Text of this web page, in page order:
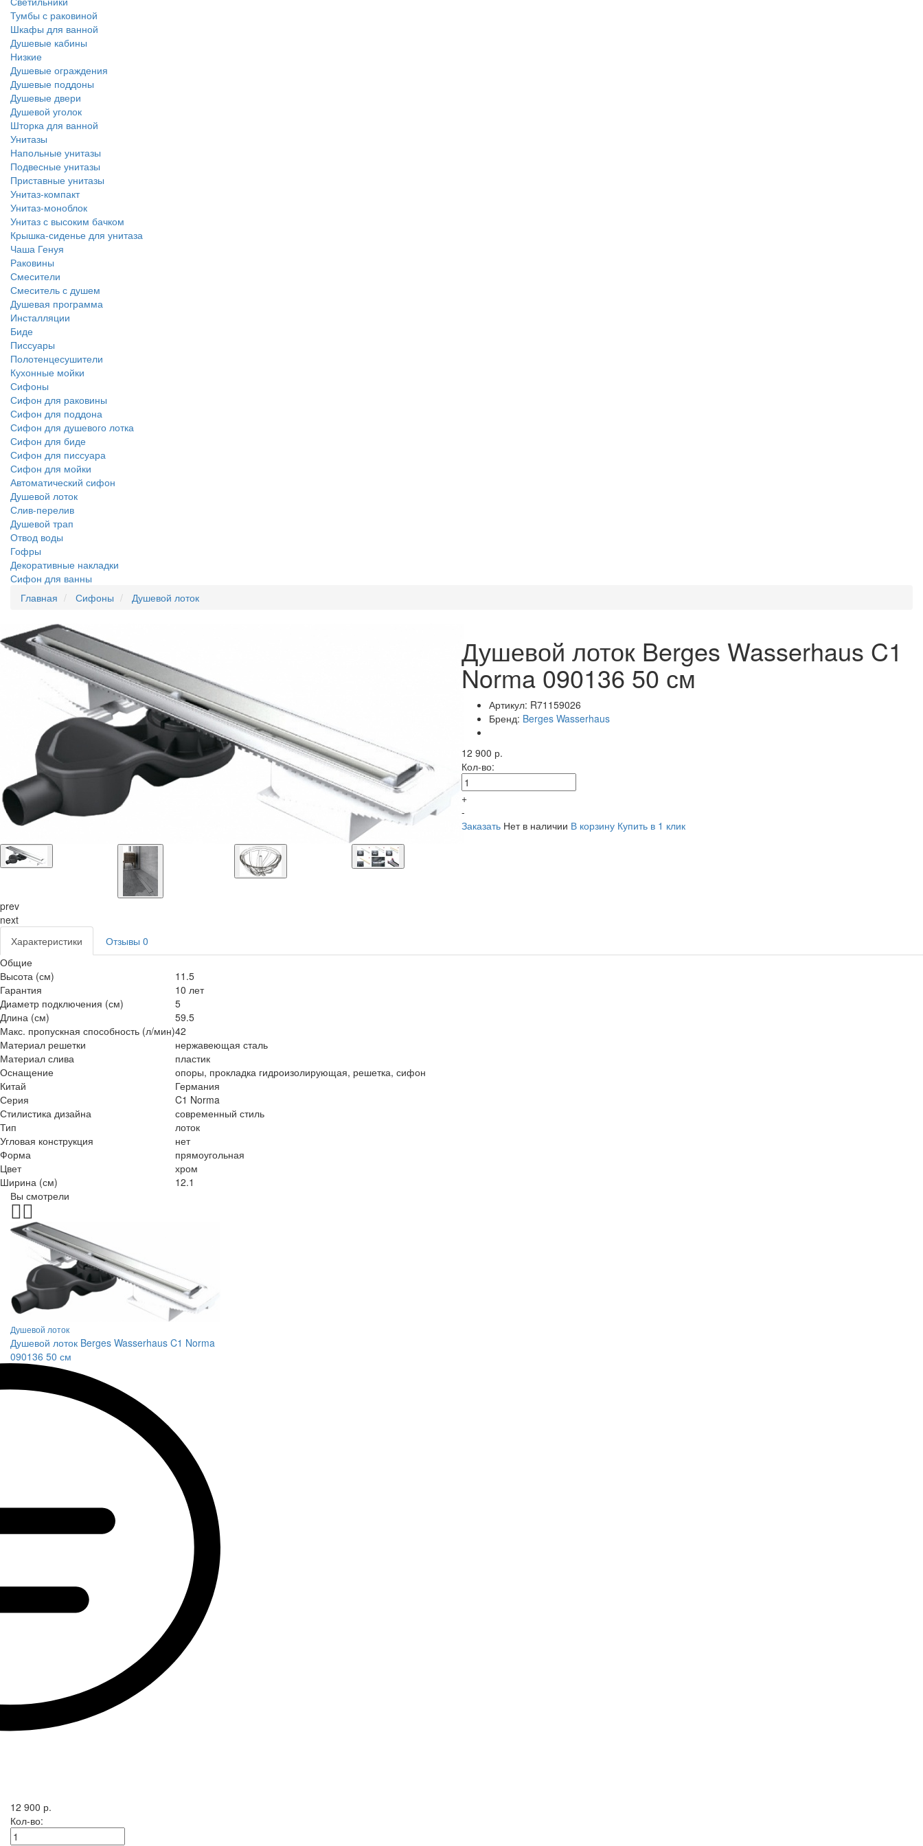
Тумбы с раковиной
Шкафы для ванной
Душевые кабины
Низкие
Душевые ограждения
Душевые поддоны
Душевые двери
Душевой уголок
Шторка для ванной
Унитазы
Напольные унитазы
Подвесные унитазы
Приставные унитазы
Унитаз-компакт
Унитаз-моноблок
Унитаз с высоким бачком
Крышка-сиденье для унитаза
Чаша Генуя
Раковины
Смесители
Смеситель с душем
Душевая программа
Инсталляции
Биде
Писсуары
Полотенцесушители
Кухонные мойки
Сифоны
Сифон для раковины
Сифон для поддона
Сифон для душевого лотка
Сифон для биде
Сифон для писсуара
Сифон для мойки
Автоматический сифон
Душевой лоток
Слив-перелив
Душевой трап
Отвод воды
Гофры
Декоративные накладки
Сифон для ванны
Главная
Сифоны Душевой лоток
prev
next
Душевой лоток Berges Wasserhaus C1
Norma 090136 50 см
Артикул: R71159026
Бренд: Berges Wasserhaus
12 900 р.
Кол-во:
+
-
Заказать Нет в наличии В корзину Купить в 1 клик
Характеристики Отзывы 0
Общие
Высота (см)
11.5
Гарантия
10 лет
Диаметр подключения (см)
5
Длина (см)
59.5
Макс. пропускная способность (л/мин)42
Материал решетки
нержавеющая сталь
Материал слива
пластик
Оснащение
опоры, прокладка гидроизолирующая, решетка, сифон
Китай
Германия
Серия
C1 Norma
Стилистика дизайна
современный стиль
Тип
лоток
Угловая конструкция
нет
Форма
прямоугольная
Цвет
хром
Ширина (см)
12.1
Вы смотрели
Душевой лоток
Душевой лоток Berges Wasserhaus C1 Norma
090136 50 см
12 900 р.
Кол-во: